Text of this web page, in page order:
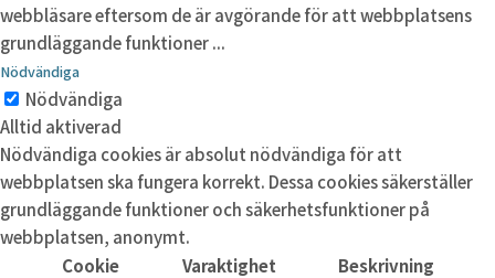
webbläsare eftersom de är avgörande för att webbplatsens
grundläggande funktioner...
Nödvändiga
Nödvändiga
Alltid aktiverad
Nödvändiga cookies är absolut nödvändiga för att
webbplatsen ska fungera korrekt. Dessa cookies säkerställer
grundläggande funktioner och säkerhetsfunktioner på
webbplatsen, anonymt.
Cookie
Varaktighet Beskrivning